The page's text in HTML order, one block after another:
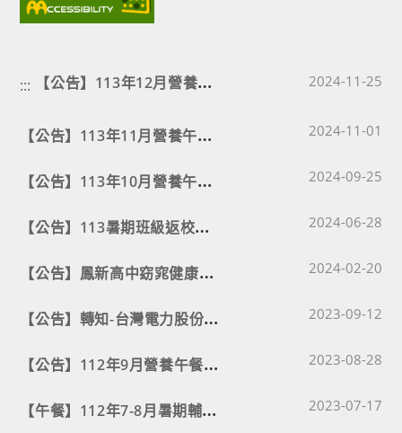
::: 【
公告】113年12月營養午餐菜單及飲食宣導 Post published:
2024-11-25
【
公告】113年11月營養午餐菜單及飲食宣導 Post published:
2024-11-01
【
公告】113年10月營養午餐菜單及飲食衛教 Post published:
2024-09-25
【
公告】113暑期班級返校打掃輪值表 Post published:
2024-06-28
【
公告】鳳新高中窈窕健康塑身班招生宣傳 Post published:
2024-02-20
【
公告】轉知-台灣電力股份有限公司環境保護處辦理「台電綠網減碳生活 開麥拉-短影音徵件活動」 Post published:
2023-09-12
【
公告】112年9月營養午餐菜單 Post published:
2023-08-28
【
午餐】112年7-8月暑期輔導午餐菜單 Post published:
2023-07-17